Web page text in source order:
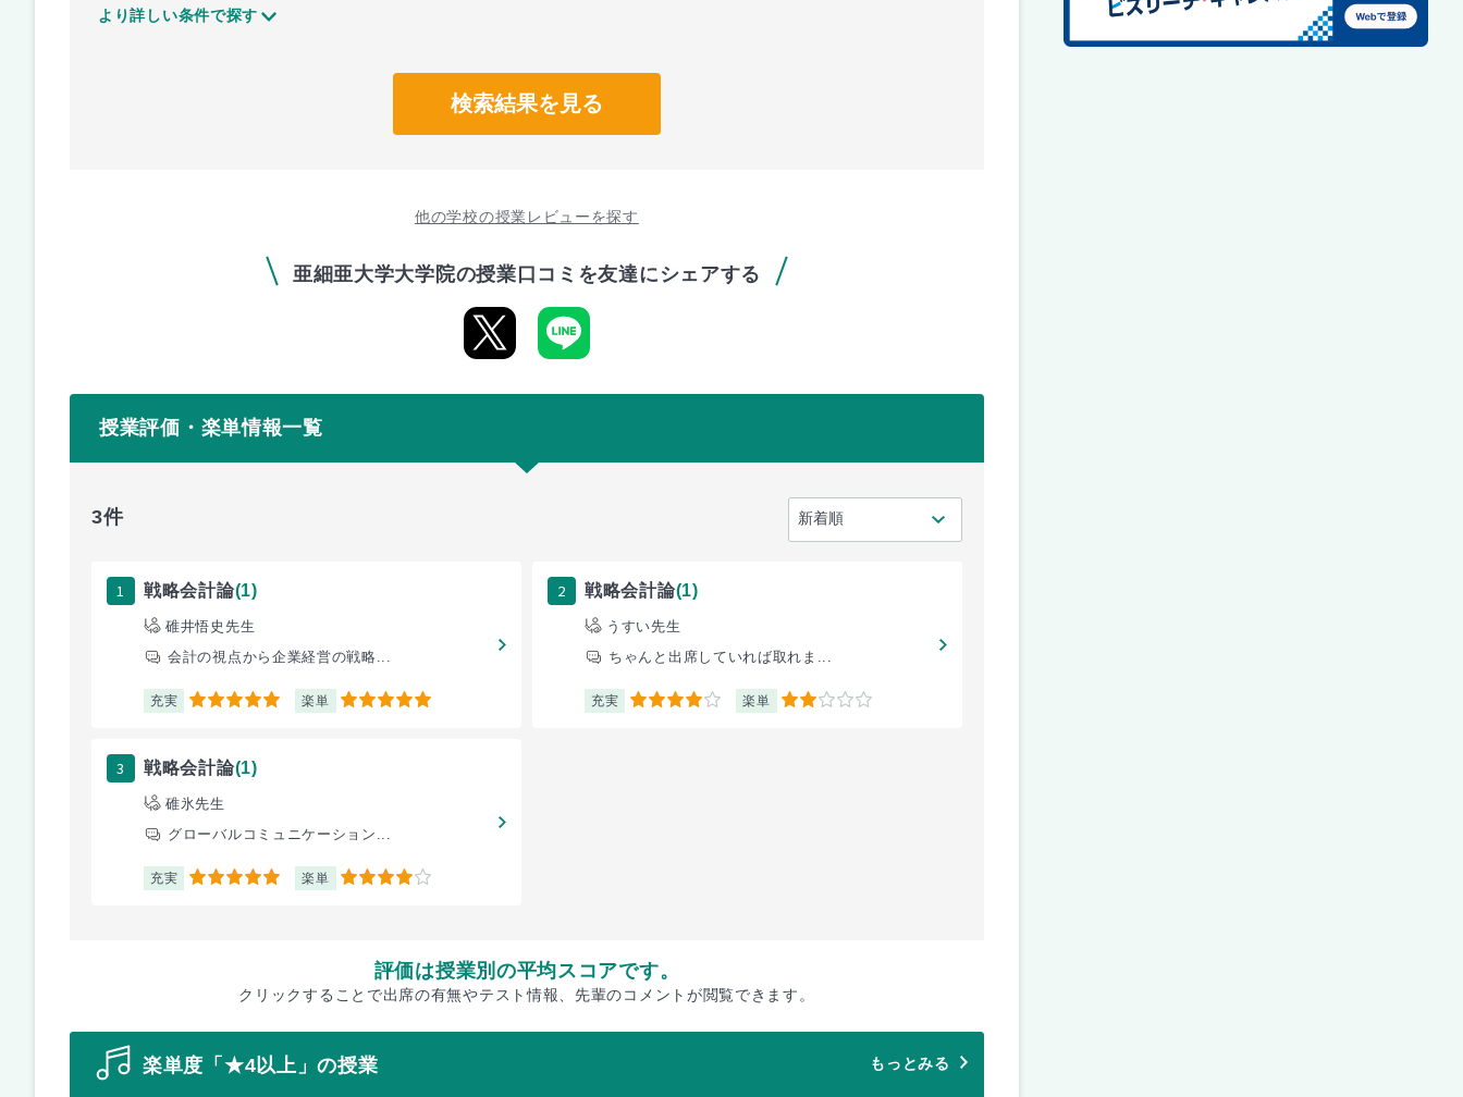
より詳しい条件で探す
検索結果を見る
他の学校の授業レビューを探す
亜細亜大学大学院の授業口コミを友達にシェアする
授業評価・楽単情報一覧
3件
1 戦略会計論(1)
碓井悟史先生
会計の視点から企業経営の戦略...
充実 5 楽単 5
2 戦略会計論(1)
うすい先生
ちゃんと出席していれば取れま...
充実 4 楽単 2
3 戦略会計論(1)
碓氷先生
グローバルコミュニケーション...
充実 5 楽単 4
評価は授業別の平均スコアです。
クリックすることで出席の有無やテスト情報、先輩のコメントが閲覧できます。
楽単度「★4以上」の授業 もっとみる